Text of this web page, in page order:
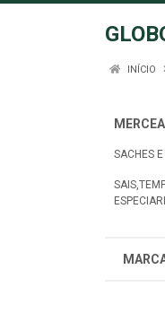
INÍCIO
SACHES